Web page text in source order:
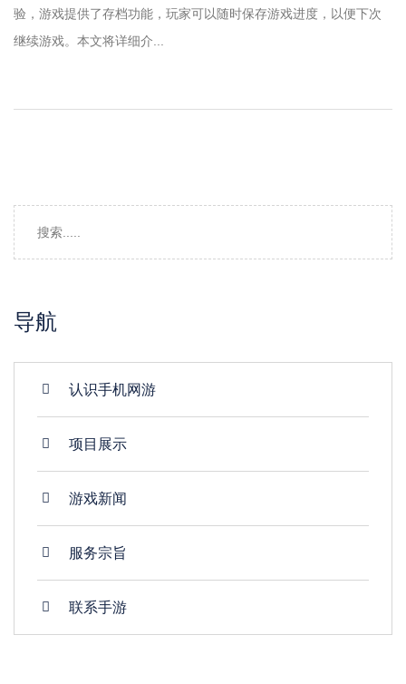
验，游戏提供了存档功能，玩家可以随时保存游戏进度，以便下次
继续游戏。本文将详细介...
导航
认识手机网游
项目展示
游戏新闻
服务宗旨
联系手游